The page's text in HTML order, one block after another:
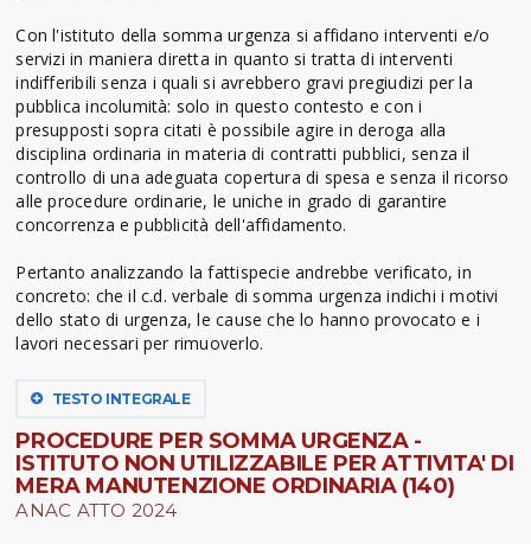
Con l'istituto della somma urgenza si affidano interventi e/o
servizi in maniera diretta in quanto si tratta di interventi
indifferibili senza i quali si avrebbero gravi pregiudizi per la
pubblica incolumità: solo in questo contesto e con i
presupposti sopra citati è possibile agire in deroga alla
disciplina ordinaria in materia di contratti pubblici, senza il
controllo di una adeguata copertura di spesa e senza il ricorso
alle procedure ordinarie, le uniche in grado di garantire
concorrenza e pubblicità dell'affidamento.
Pertanto analizzando la fattispecie andrebbe verificato, in
concreto: che il c.d. verbale di somma urgenza indichi i motivi
dello stato di urgenza, le cause che lo hanno provocato e i
lavori necessari per rimuoverlo.
TESTO INTEGRALE
PROCEDURE PER SOMMA URGENZA -
ISTITUTO NON UTILIZZABILE PER ATTIVITA' DI
MERA MANUTENZIONE ORDINARIA (140)
ANAC ATTO 2024